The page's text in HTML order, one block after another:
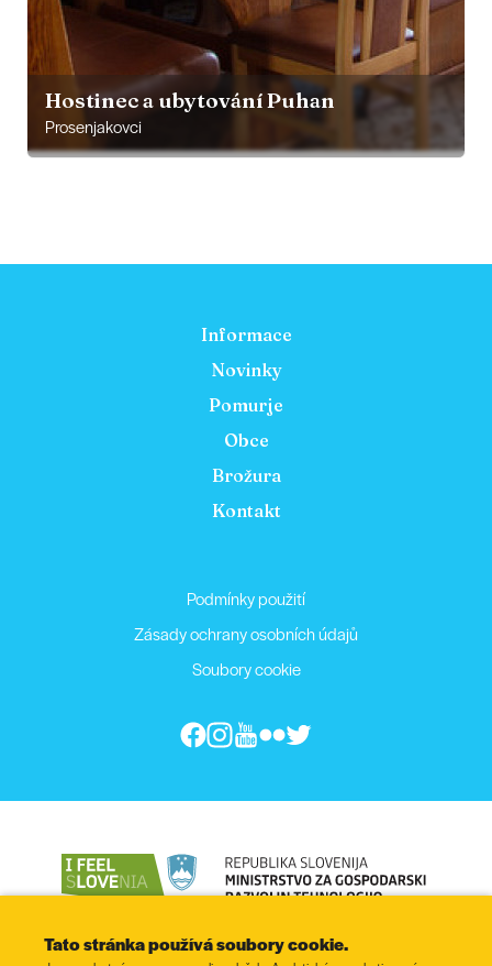
Hostinec a ubytování Puhan
Prosenjakovci
Informace
Novinky
Pomurje
Obce
Brožura
Kontakt
Podmínky použití
Zásady ochrany osobních údajů
Soubory cookie
Tato stránka používá soubory cookie.